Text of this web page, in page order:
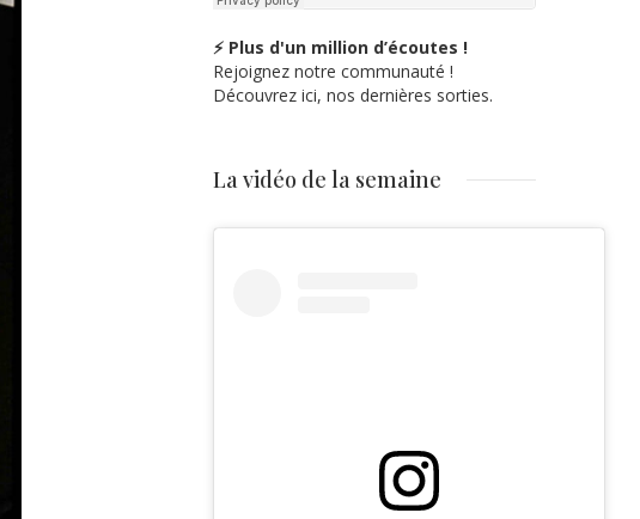
⚡ Plus d'un million d’écoutes !
Rejoignez notre communauté !
Découvrez ici, nos dernières sorties.
La vidéo de la semaine